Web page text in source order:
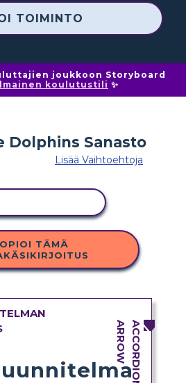
TOIMINTO
joukkoon Storyboard
koulutustili ✨
Lisää Vaihtoehtoja
TÄMÄ